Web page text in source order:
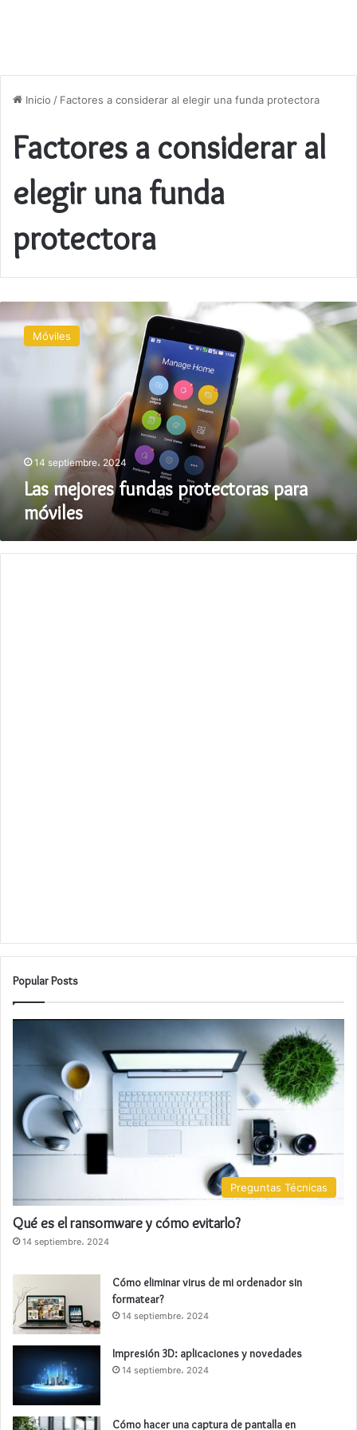
Inicio / Factores a considerar al elegir una funda protectora
Factores a considerar al
elegir una funda
protectora
mejores
fundas Móviles
14 septiembre، 2024
Las mejores fundas protectoras para
móviles
Popular Posts
Preguntas Técnicas
Qué es el ransomware y cómo evitarlo?
14 septiembre، 2024
Cómo eliminar virus de mi ordenador sin
formatear?
14 septiembre، 2024
Impresión 3D: aplicaciones y novedades
14 septiembre، 2024
Cómo hacer una captura de pantalla en